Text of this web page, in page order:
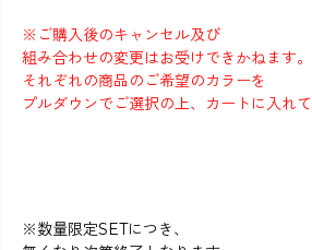
※ご購入後のキャンセル及び
組み合わせの変更はお受けできかねます。
それぞれの商品のご希望のカラーを
プルダウンでご選択の上、カートに入れて
※数量限定SETにつき、